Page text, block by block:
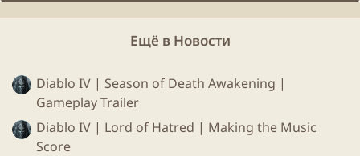
Ещё в Новости
Diablo IV | Season of Death Awakening |
Gameplay Trailer
Diablo IV | Lord of Hatred | Making the Music
Score